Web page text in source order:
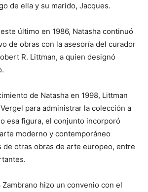
de ella y su marido, Jacques.
último en 1986, Natasha continuó
de obras con la asesoría del curador
R. Littman, a quien designó
de Natasha en 1998, Littman
para administrar la colección a
esa figura, el conjunto incorporó
moderno y contemporáneo
de otras obras de arte europeo, entre
Zambrano hizo un convenio con el